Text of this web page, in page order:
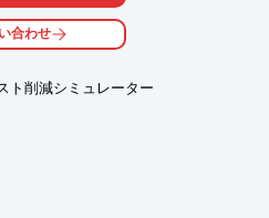
合わせ
ト削減シミュレーター